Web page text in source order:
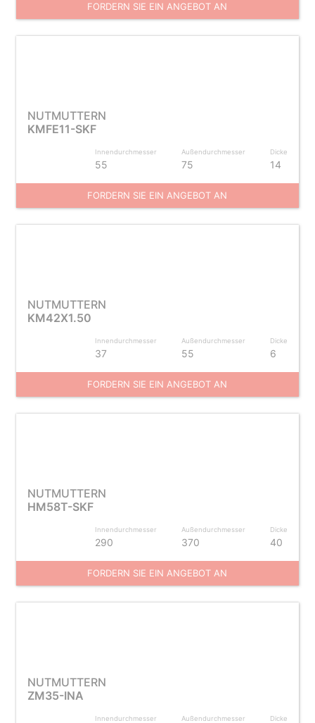
FORDERN SIE EIN ANGEBOT AN
NUTMUTTERN
KMFE11-SKF
Innendurchmesser
55
Außendurchmesser
75
Dicke
14
FORDERN SIE EIN ANGEBOT AN
NUTMUTTERN
KM42X1.50
Innendurchmesser
37
Außendurchmesser
55
Dicke
6
FORDERN SIE EIN ANGEBOT AN
NUTMUTTERN
HM58T-SKF
Innendurchmesser
290
Außendurchmesser
370
Dicke
40
FORDERN SIE EIN ANGEBOT AN
NUTMUTTERN
ZM35-INA
Innendurchmesser Außendurchmesser Dicke